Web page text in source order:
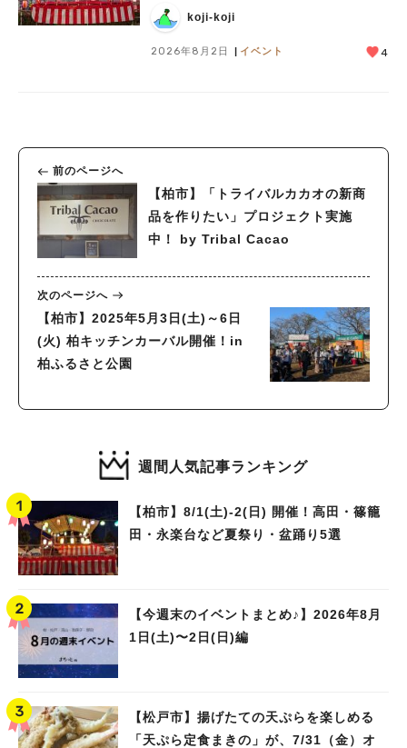
つり」8/28-30開催！
koji-koji
2026年8月2日 イベント 4
前のページへ
【柏市】「トライバルカカオの新商
品を作りたい」プロジェクト実施
中！ by Tribal Cacao
次のページへ
【柏市】2025年5月3日(土)～6日
(火) 柏キッチンカーバル開催！in
柏ふるさと公園
週間人気記事ランキング
【柏市】8/1(土)‐2(日) 開催！高田・篠籠
田・永楽台など夏祭り・盆踊り5選
【今週末のイベントまとめ♪】2026年8月
1日(土)〜2日(日)編
【松戸市】揚げたての天ぷらを楽しめる
「天ぷら定食まきの」が、7/31（金）オ